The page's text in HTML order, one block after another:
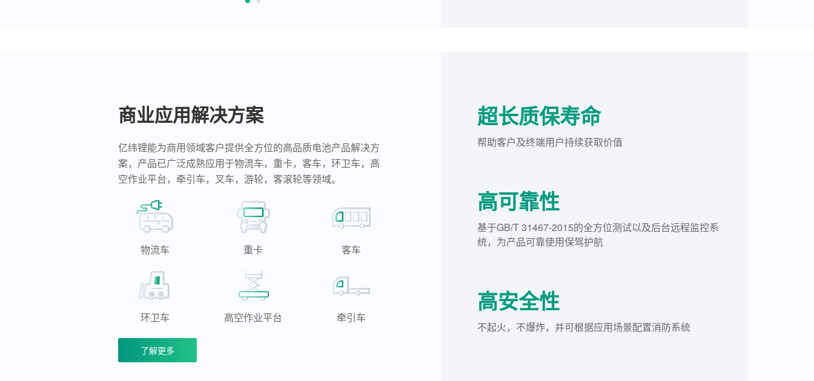
商业应用解决方案
亿纬锂能为商用领域客户提供全方位的高品质电池产品解决方
案，产品已广泛成熟应用于物流车，重卡，客车，环卫车，高
空作业平台，牵引车，叉车，游轮，客滚轮等领域。
物流车 重卡 客车
环卫车 高空作业平台 牵引车
了解更多
超长质保寿命
帮助客户及终端用户持续获取价值
高可靠性
基于GB/T 31467-2015的全方位测试以及后台远程监控系
统，为产品可靠使用保驾护航
高安全性
不起火，不爆炸，并可根据应用场景配置消防系统